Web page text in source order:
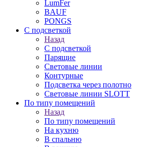
LumFer
BAUF
PONGS
С подсветкой
Назад
С подсветкой
Парящие
Световые линии
Контурные
Подсветка через полотно
Световые линии SLOTT
По типу помещений
Назад
По типу помещений
На кухню
В спальню